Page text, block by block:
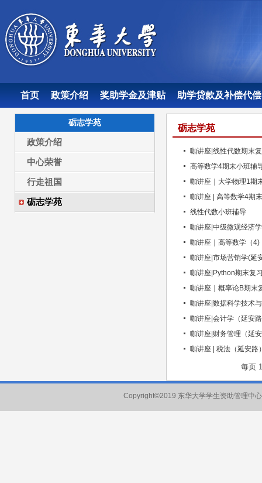
首页 政策介绍 奖助学金及津贴 助学贷款及补偿代偿
砺志学苑
政策介绍
中心荣誉
行走祖国
砺志学苑
砺志学苑
咖讲座|线性代数期末
高等数学4期末小班辅
咖讲座｜大学物理1期
咖讲座 | 高等数学4期
线性代数小班辅导
咖讲座|中级微观经济
咖讲座｜高等数学（4)
咖讲座|市场营销学(延
咖讲座|Python期末复
咖讲座｜概率论B期末
咖讲座|数据科学技术
咖讲座|会计学（延安
咖讲座|财务管理（延
咖讲座 | 税法（延安路
每页
Copyright©2019 东华大学学生资助管理中